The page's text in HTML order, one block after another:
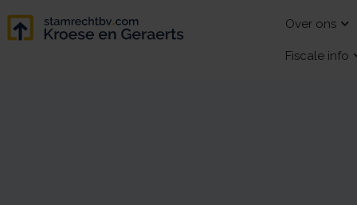
Over ons
Fiscale info